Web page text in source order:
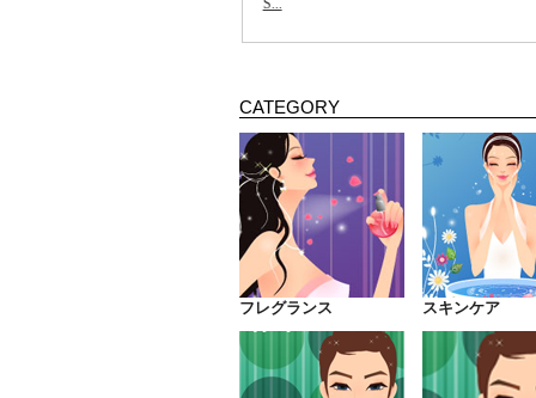
CATEGORY
フレグランス スキンケア